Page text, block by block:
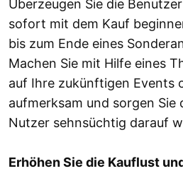
Überzeugen Sie die
sofort mit dem Kauf
bis zum Ende eines
Machen Sie mit Hilfe eines
auf Ihre zukünftigen Events
aufmerksam und sorgen Sie
Nutzer sehnsüchtig darauf
Erhöhen Sie die Kauflust